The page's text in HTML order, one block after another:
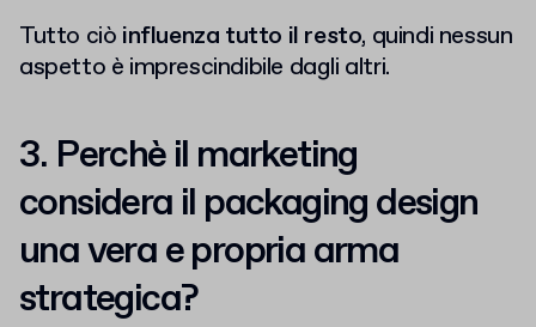
Tutto ciò influenza tutto il resto, quindi nessun
aspetto è imprescindibile dagli altri.
3. Perchè il marketing
considera il packaging design
una vera e propria arma
strategica?